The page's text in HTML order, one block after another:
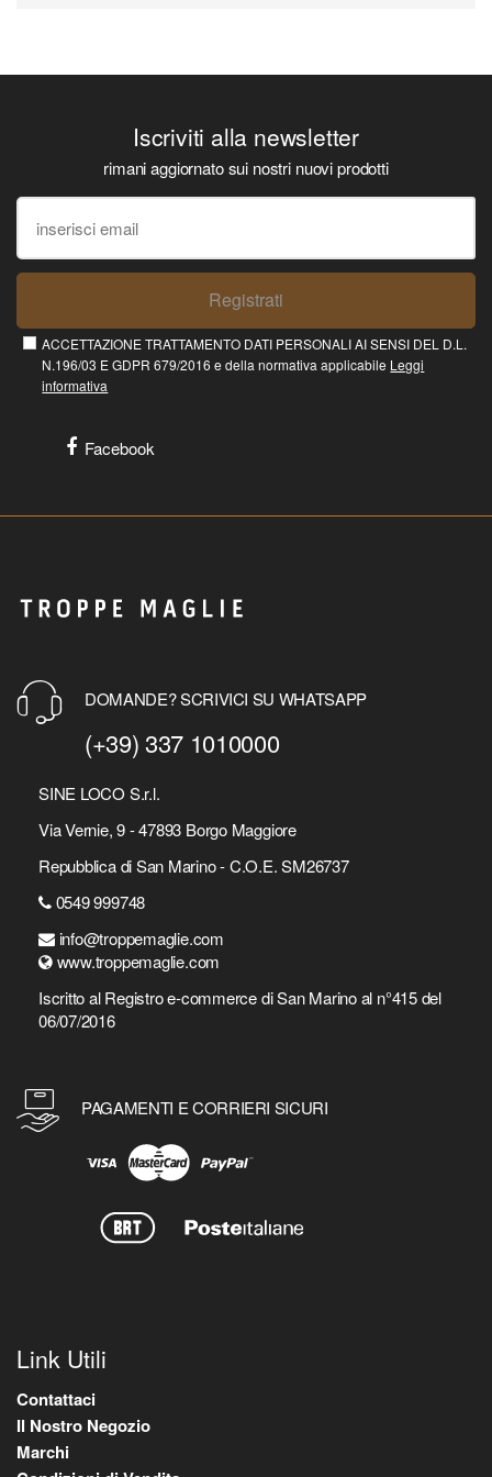
Iscriviti alla newsletter
rimani aggiornato sui nostri nuovi prodotti
Registrati
ACCETTAZIONE TRATTAMENTO DATI PERSONALI AI SENSI DEL D.L.
N.196/03 E GDPR 679/2016 e della normativa applicabile Leggi
informativa
Facebook
DOMANDE? SCRIVICI SU WHATSAPP
(+39) 337 1010000
SINE LOCO S.r.l.
Via Vernie, 9 - 47893 Borgo Maggiore
Repubblica di San Marino - C.O.E. SM26737
0549 999748
info@troppemaglie.com
www.troppemaglie.com
Iscritto al Registro e-commerce di San Marino al n°415 del
06/07/2016
PAGAMENTI E CORRIERI SICURI
Link Utili
Contattaci
Il Nostro Negozio
Marchi